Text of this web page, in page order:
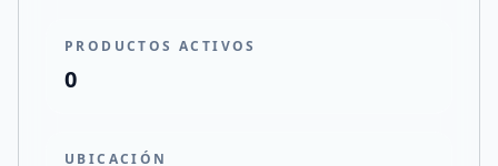
PRODUCTOS ACTIVOS
0
UBICACIÓN